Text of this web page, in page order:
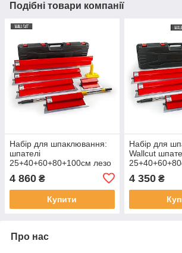
Подібні товари компанії
Набір для шпаклювання:
шпателі
25+40+60+80+100см лезо
0,5 + подовжувач 75х120
см з адаптером
4 860 ₴
Купити
Набір для
Wallcut
подовжувач
адаптером
4 350₴
Про нас